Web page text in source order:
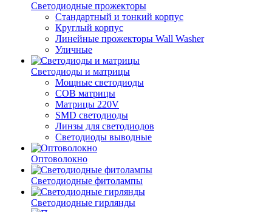
Светодиодные прожекторы
Стандартный и тонкий корпус
Круглый корпус
Линейные прожекторы Wall Washer
Уличные
Светодиоды и матрицы
Мощные светодиоды
COB матрицы
Матрицы 220V
SMD светодиоды
Линзы для светодиодов
Светодиоды выводные
Оптоволокно
Светодиодные фитолампы
Светодиодные гирлянды